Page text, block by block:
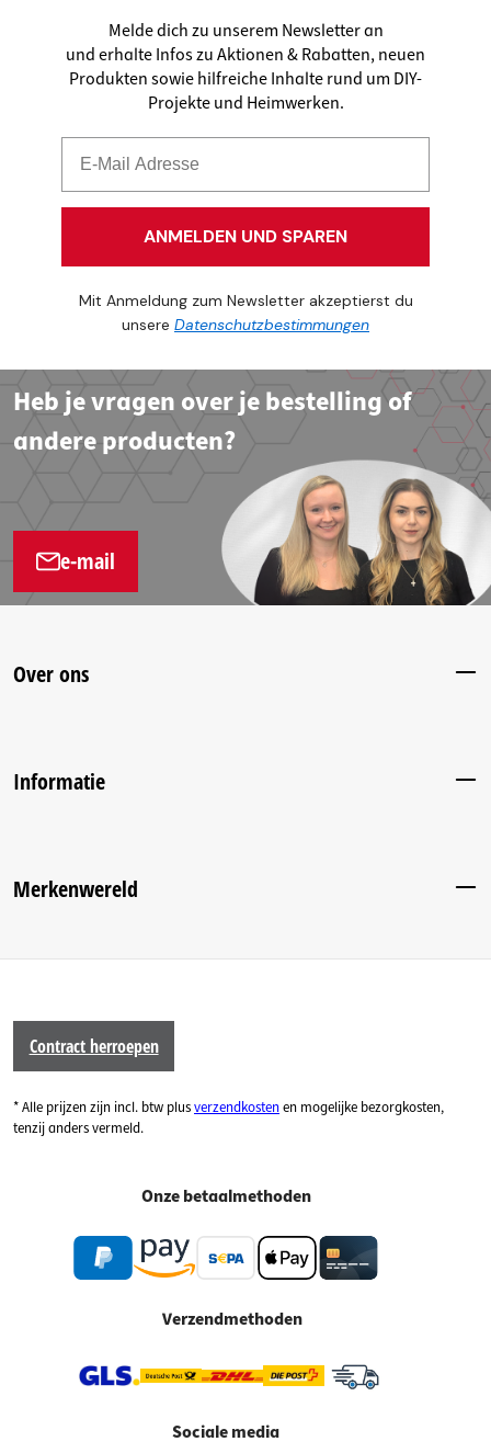
Melde dich zu unserem Newsletter an
und erhalte Infos zu Aktionen & Rabatten, neuen
Produkten sowie hilfreiche Inhalte rund um DIY-
Projekte und Heimwerken.
ANMELDEN UND SPAREN
Mit Anmeldung zum Newsletter akzeptierst du
unsere Datenschutzbestimmungen
Heb je vragen over je bestelling of
andere producten?
e-mail
Over ons
Informatie
Merkenwereld
Contract herroepen
* Alle prijzen zijn incl. btw plusverzendkostenen mogelijke bezorgkosten,
tenzij anders vermeld.
Onze betaalmethoden
Verzendmethoden
Sociale media